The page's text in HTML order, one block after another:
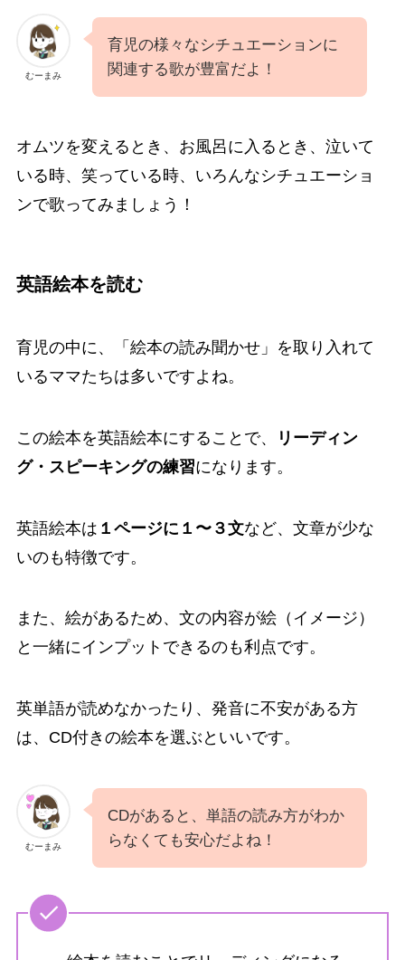
むーまみ
育児の様々なシチュエーションに
関連する歌が豊富だよ！
オムツを変えるとき、お風呂に入るとき、泣いて
いる時、笑っている時、いろんなシチュエーショ
ンで歌ってみましょう！
英語絵本を読む
育児の中に、「絵本の読み聞かせ」を取り入れて
いるママたちは多いですよね。
この絵本を英語絵本にすることで、
リーディン
グ・スピーキングの練習になります。
英語絵本は １ページに１〜３文など、文章が少な
いのも特徴です。
また、絵があるため、文の内容が絵（イメージ）
と一緒にインプットできるのも利点です。
英単語が読めなかったり、発音に不安がある方
は、CD付きの絵本を選ぶといいです。
むーまみ
CDがあると、単語の読み方がわか
らなくても安心だよね！